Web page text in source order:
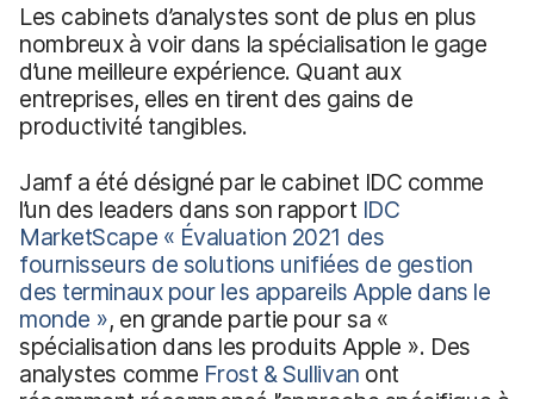
Les cabinets d’analystes sont de plus en plus
nombreux à voir dans la spécialisation le gage
d’une meilleure expérience. Quant aux
entreprises, elles en tirent des gains de
productivité tangibles.
Jamf a été désigné par le cabinet IDC comme
l’un des leaders dans son rapport IDC
MarketScape « Évaluation 2021 des
fournisseurs de solutions unifiées de gestion
des terminaux pour les appareils Apple dans le
monde », en grande partie pour sa «
spécialisation dans les produits Apple ». Des
analystes comme Frost & Sullivan ont